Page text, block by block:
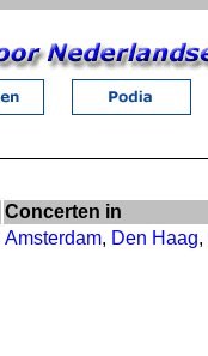
Concerten in
Amsterdam, Den Haag,